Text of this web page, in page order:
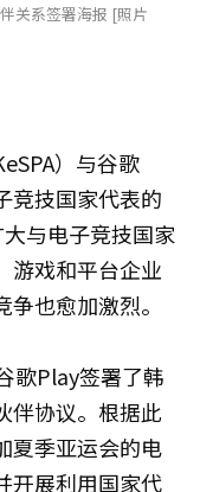
关系签署海报 [照片
）与谷歌
竞技国家代表的
与电子竞技国家
游戏和平台企业
也愈加激烈。
歌Play签署了韩
伴协议。根据此
夏季亚运会的电
开展利用国家代